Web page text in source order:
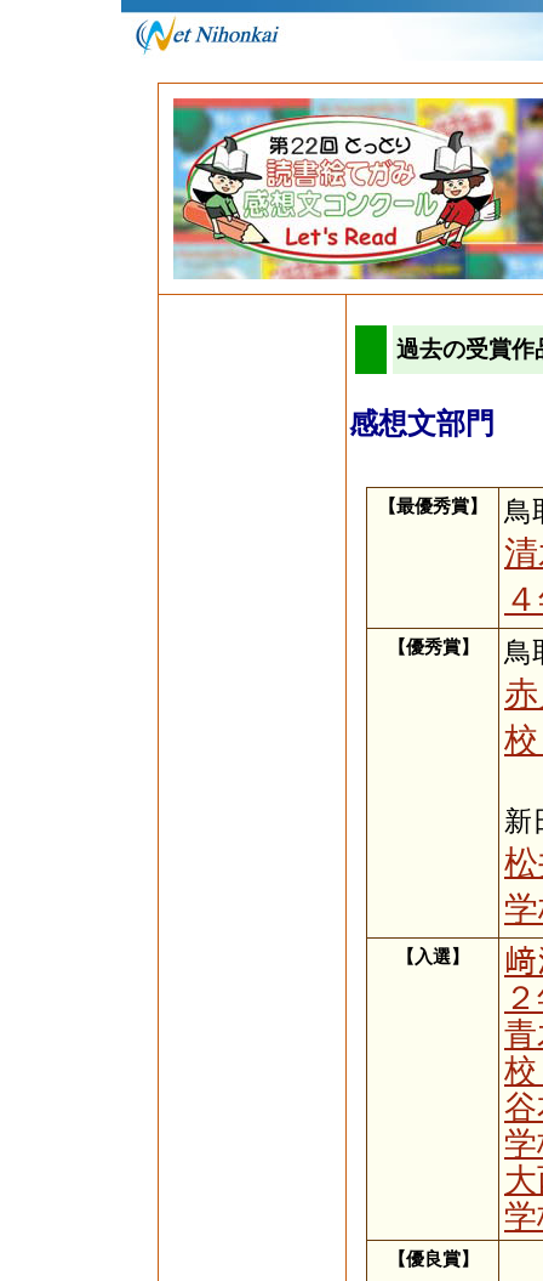
過去の受賞作
感想文部門
【最優秀賞】 鳥
【優秀賞】 鳥
新
【入選】
【優良賞】